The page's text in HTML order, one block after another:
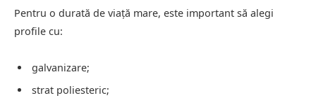
Pentru o durată de viață mare, este important să alegi
profile cu:
galvanizare;
strat poliesteric;